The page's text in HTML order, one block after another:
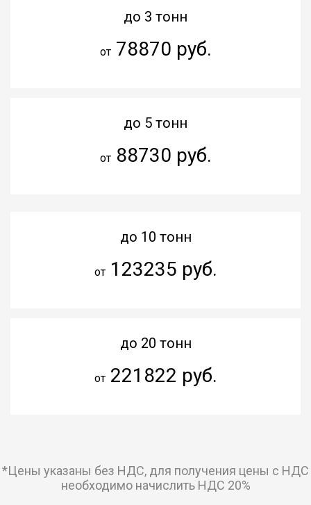
до 3 тонн
от78870 руб.
до 5 тонн
от88730 руб.
до 10 тонн
от123235 руб.
до 20 тонн
от221822 руб.
*Цены указаны без НДС, для получения цены с НДС
необходимо начислить НДС 20%